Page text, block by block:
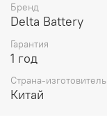
Бренд
Delta Battery
Гарантия
1 год
Страна-изготовитель
Китай